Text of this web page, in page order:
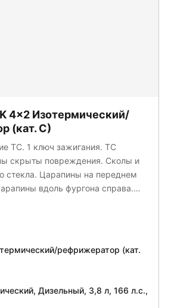
4x2 Изотермический/
(кат. С)
ТС. 1 ключ зажигания. ТС
скрыты повреждения. Сколы и
стекла. Царапины на переднем
вдоль фургона справа.
снизу справа и слева.
изнутри. Вмятины и
Замят задний отбойник
Ветровой козырек задних ворот
рефрижератор (кат.
Дизельный, 3,8 л, 166 л.с.,